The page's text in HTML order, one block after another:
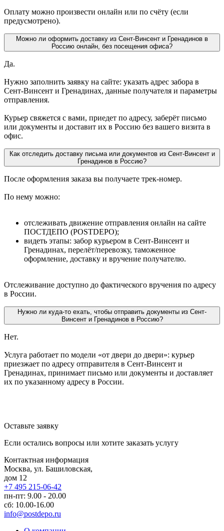
Оплату можно произвести онлайн или по счёту (если
предусмотрено).
Можно ли оформить доставку из Сент-Винсент и Гренадинов в
Россию онлайн, без посещения офиса?
Да.
Нужно заполнить заявку на сайте: указать адрес забора в
Сент-Винсент и Гренадинах, данные получателя и параметры
отправления.
Курьер свяжется с вами, приедет по адресу, заберёт письмо
или документы и доставит их в Россию без вашего визита в
офис.
Как отследить доставку письма или документов из Сент-Винсент и
Гренадинов в Россию?
После оформления заказа вы получаете трек-номер.
По нему можно:
отслеживать движение отправления онлайн на сайте
ПОСТДЕПО (POSTDEPO);
видеть этапы: забор курьером в Сент-Винсент и
Гренадинах, перелёт/перевозку, таможенное
оформление, доставку и вручение получателю.
Отслеживание доступно до фактического вручения по адресу
в России.
Нужно ли куда-то ехать, чтобы отправить документы из Сент-
Винсент и Гренадинов в Россию?
Нет.
Услуга работает по модели «от двери до двери»: курьер
приезжает по адресу отправителя в Сент-Винсент и
Гренадинах, принимает письмо или документы и доставляет
их по указанному адресу в России.
Оставьте заявку
Если остались вопросы или хотите заказать услугу
Контактная информация
Москва, ул. Башиловская,
дом 12
+7 495 215-06-42
пн-пт: 9.00 - 20.00
сб: 10.00-16.00
info@postdepo.ru